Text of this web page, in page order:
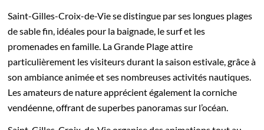
Saint-Gilles-Croix-de-Vie se distingue par ses longues plages
de sable fin, idéales pour la baignade, le surf et les
promenades en famille. La Grande Plage attire
particulièrement les visiteurs durant la saison estivale, grâce à
son ambiance animée et ses nombreuses activités nautiques.
Les amateurs de nature apprécient également la corniche
vendéenne, offrant de superbes panoramas sur l’océan.